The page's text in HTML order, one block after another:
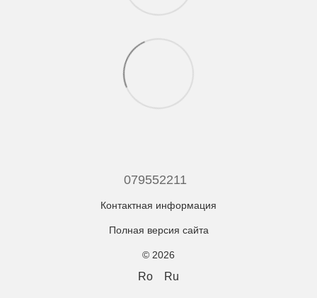
079552211
Контактная информация
Полная версия сайта
© 2026
Ro Ru